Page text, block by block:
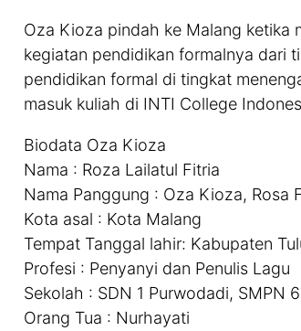
Oza Kioza pindah ke Malang ketika
kegiatan pendidikan formalnya dari
pendidikan formal di tingkat
masuk kuliah di INTI College
Biodata Oza Kioza
Nama : Roza Lailatul Fitria
Nama Panggung : Oza Kioza, Rosa
Kota asal : Kota Malang
Tempat Tanggal lahir: Kabupaten
Profesi : Penyanyi dan Penulis Lagu
Sekolah : SDN 1 Purwodadi, SMPN
Orang Tua : Nurhayati